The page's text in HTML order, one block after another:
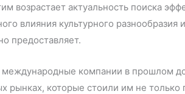
возрастает актуальность поиска
влияния культурного разнообразия
предоставляет.
компании в прошлом
рынках, которые стоили им не